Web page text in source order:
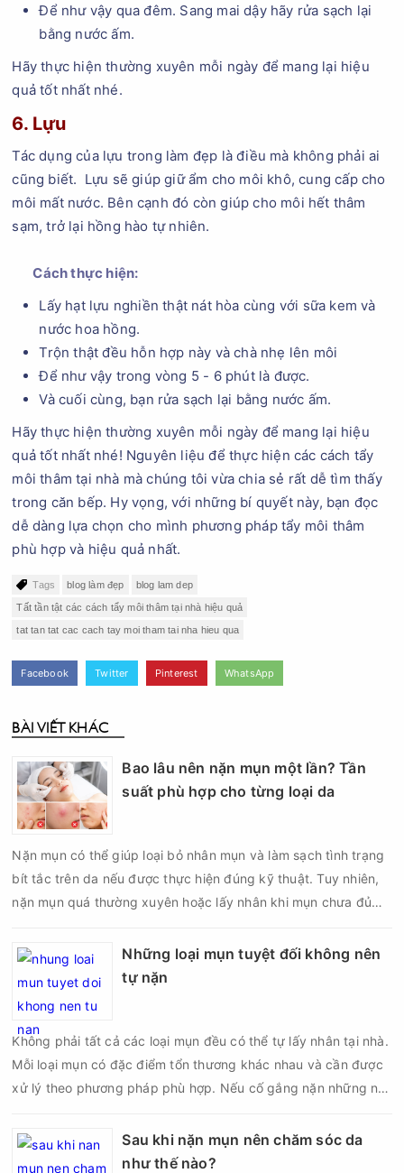
Để như vậy qua đêm. Sang mai dậy hãy rửa sạch lại
bằng nước ấm.
Hãy thực hiện thường xuyên mỗi ngày để mang lại hiệu
quả tốt nhất nhé.
6. Lựu
Tác dụng của lựu trong làm đẹp là điều mà không phải ai
cũng biết. Lựu sẽ giúp giữ ẩm cho môi khô, cung cấp cho
môi mất nước. Bên cạnh đó còn giúp cho môi hết thâm
sạm, trở lại hồng hào tự nhiên.
Cách thực hiện:
Lấy hạt lựu nghiền thật nát hòa cùng với sữa kem và
nước hoa hồng.
Trộn thật đều hỗn hợp này và chà nhẹ lên môi
Để như vậy trong vòng 5 - 6 phút là được.
Và cuối cùng, bạn rửa sạch lại bằng nước ấm.
Hãy thực hiện thường xuyên mỗi ngày để mang lại hiệu
quả tốt nhất nhé! Nguyên liệu để thực hiện các cách tẩy
môi thâm tại nhà mà chúng tôi vừa chia sẻ rất dễ tìm thấy
trong căn bếp. Hy vọng, với những bí quyết này, bạn đọc
dễ dàng lựa chọn cho mình phương pháp tẩy môi thâm
phù hợp và hiệu quả nhất.
Tags blog làm đẹp blog lam dep
Tất tần tật các cách tẩy môi thâm tại nhà hiệu quả
tat tan tat cac cach tay moi tham tai nha hieu qua
Facebook Twitter Pinterest WhatsApp
BÀI VIẾT KHÁC
Bao lâu nên nặn mụn một lần? Tần
suất phù hợp cho từng loại da
Nặn mụn có thể giúp loại bỏ nhân mụn và làm sạch tình trạng
bít tắc trên da nếu được thực hiện đúng kỹ thuật. Tuy nhiên,
nặn mụn quá thường xuyên hoặc lấy nhân khi mụn chưa đủ
thâm sẹo. Vì vậy, bao lâu nên nặn mụn một lần là vấn đề được
nhiều người quan tâm khi xây dựng routine chăm sóc da. Tần
phục hồi của da.
Những loại mụn tuyệt đối không nên
tự nặn
Không phải tất cả các loại mụn đều có thể tự lấy nhân tại nhà.
Mỗi loại mụn có đặc điểm tổn thương khác nhau và cần được
xử lý theo phương pháp phù hợp. Nếu cố gắng nặn những nốt
nên nghiêm trọng hơn, làm tăng nguy cơ nhiễm trùng, để lại
thâm hoặc sẹo khó phục hồi.
Sau khi nặn mụn nên chăm sóc da
như thế nào?